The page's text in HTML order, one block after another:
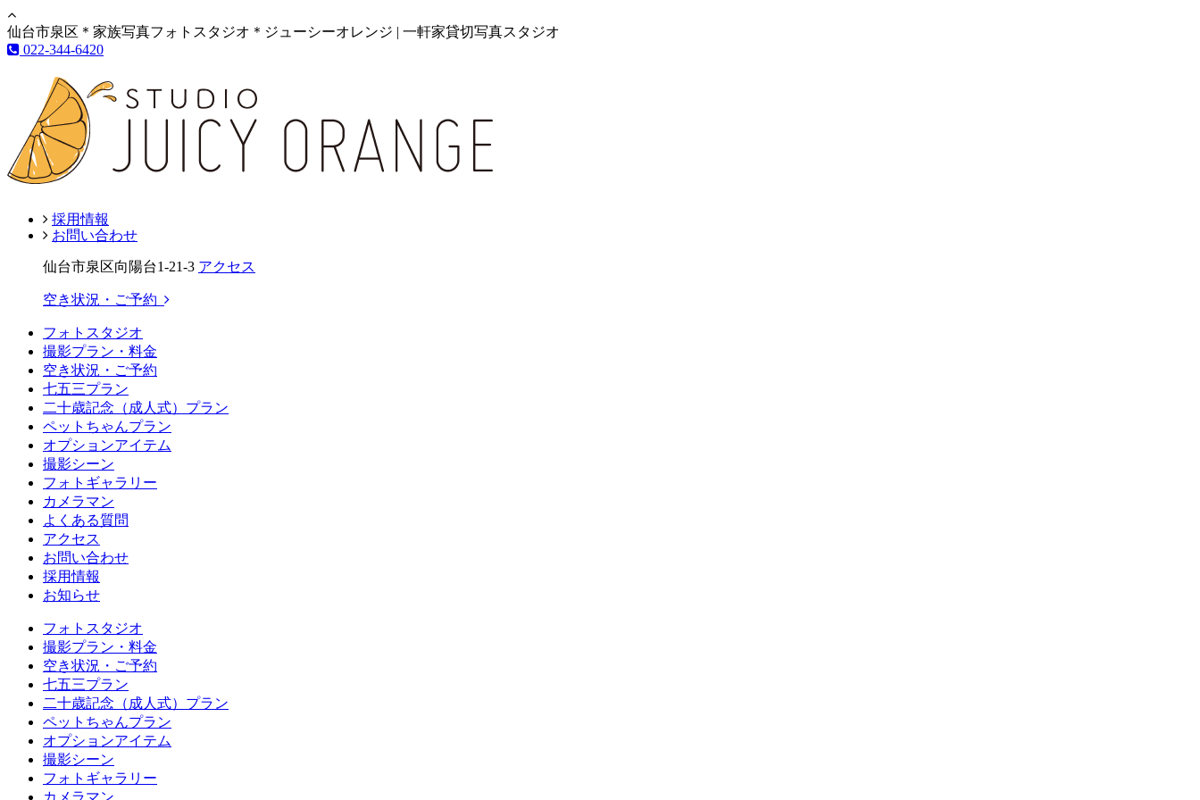
仙台市泉区＊家族写真フォトスタジオ＊ジューシーオレンジ | 一軒家貸切写真スタジオ
022-344-6420
採用情報
お問い合わせ
仙台市泉区向陽台1-21-3 アクセス
空き状況・ご予約
フォトスタジオ
撮影プラン・料金
空き状況・ご予約
七五三プラン
二十歳記念（成人式）プラン
ペットちゃんプラン
オプションアイテム
撮影シーン
フォトギャラリー
カメラマン
よくある質問
アクセス
お問い合わせ
採用情報
お知らせ
フォトスタジオ
撮影プラン・料金
空き状況・ご予約
七五三プラン
二十歳記念（成人式）プラン
ペットちゃんプラン
オプションアイテム
撮影シーン
フォトギャラリー
カメラマン